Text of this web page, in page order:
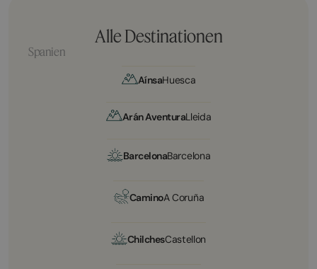
Alle Destinationen
Spanien
AínsaHuesca
Arán AventuraLleida
BarcelonaBarcelona
CaminoA Coruña
ChilchesCastellon